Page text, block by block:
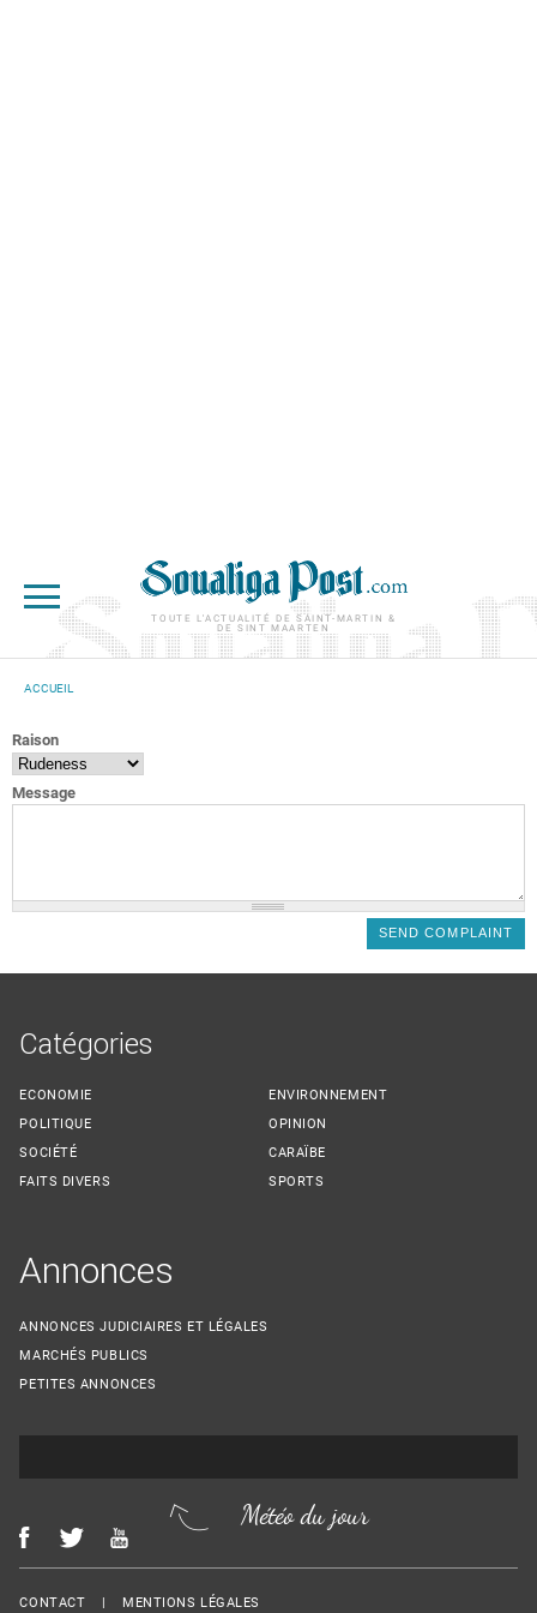
TOUTE L'ACTUALITÉ DE SAINT-MARTIN &
DE SINT MAARTEN
ACCUEIL
Raison
Message
Catégories
ECONOMIE
POLITIQUE
SOCIÉTÉ
FAITS DIVERS
ENVIRONNEMENT
OPINION
CARAÏBE
SPORTS
Annonces
ANNONCES JUDICIAIRES ET LÉGALES
MARCHÉS PUBLICS
PETITES ANNONCES
Météo du jour
Menu Footer
CONTACT MENTIONS LÉGALES